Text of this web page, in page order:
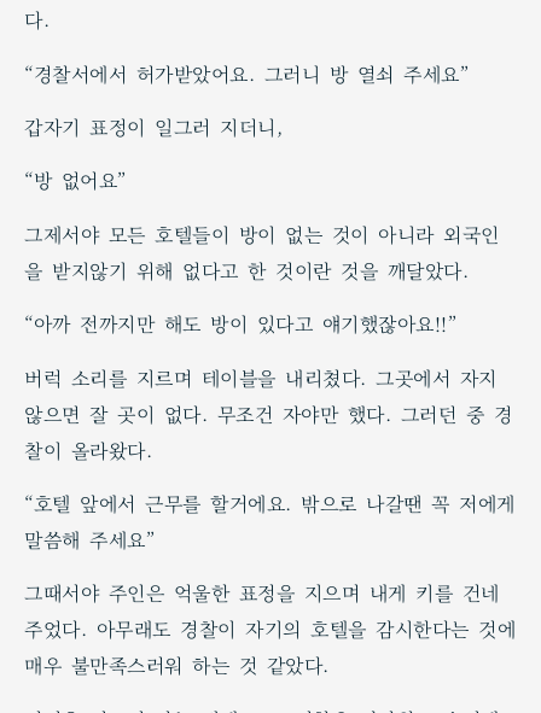
다.
“경찰서에서 허가받았어요. 그러니 방 열쇠 주세요”
갑자기 표정이 일그러 지더니,
“방 없어요”
그제서야 모든 호텔들이 방이 없는 것이 아니라 외국인
을 받지않기 위해 없다고 한 것이란 것을 깨달았다.
“아까 전까지만 해도 방이 있다고 얘기했잖아요!!”
버럭 소리를 지르며 테이블을 내리쳤다. 그곳에서 자지
않으면 잘 곳이 없다. 무조건 자야만 했다. 그러던 중 경
찰이 올라왔다.
“호텔 앞에서 근무를 할거에요. 밖으로 나갈땐 꼭 저에게
말씀해 주세요”
그때서야 주인은 억울한 표정을 지으며 내게 키를 건네
주었다. 아무래도 경찰이 자기의 호텔을 감시한다는 것에
매우 불만족스러워 하는 것 같았다.